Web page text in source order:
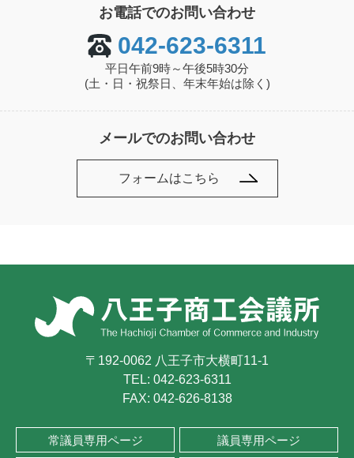
お電話でのお問い合わせ
042-623-6311
平日午前9時～午後5時30分
(土・日・祝祭日、年末年始は除く)
メールでのお問い合わせ
フォームはこちら
〒192-0062 八王子市大横町11-1
TEL: 042-623-6311
FAX: 042-626-8138
常議員専用ページ 議員専用ページ